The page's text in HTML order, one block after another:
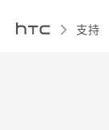
支持